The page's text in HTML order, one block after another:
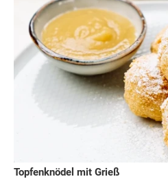
Topfenknödel mit Grieß